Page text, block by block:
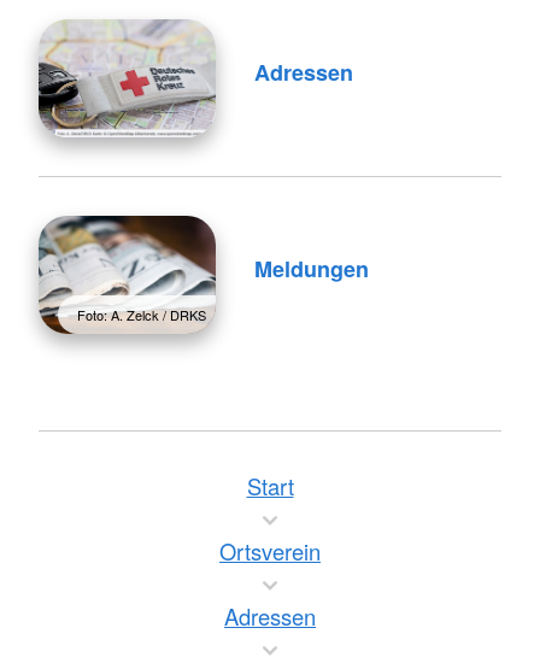
Adressen
Foto: A. Zelck / DRKS
Meldungen
Start
Ortsverein
Adressen